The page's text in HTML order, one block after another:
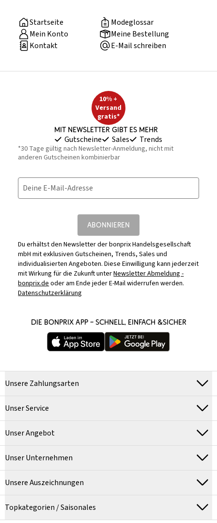
Startseite
Modeglossar
Mein Konto
Meine Bestellung
Kontakt
E-Mail schreiben
10% +
Versand
gratis*
Mit Newsletter gibt es mehr
Gutscheine Sales Trends
*30 Tage gültig nach Newsletter-Anmeldung, nicht mit
anderen Gutscheinen kombinierbar
Deine E-Mail-Adresse
ABONNIEREN
Du erhältst den Newsletter der bonprix Handelsgesellschaft
mbH mit exklusiven Gutscheinen, Trends, Sales und
individualisierten Angeboten. Diese Einwilligung kann jederzeit
mit Wirkung für die Zukunft unterNewsletter Abmeldung -
bonprix.deoder am Ende jeder E-Mail widerrufen werden.
Datenschutzerklärung
DIE BONPRIX APP – SCHNELL, EINFACH &SICHER
Unsere Zahlungsarten
Unser Service
Unser Angebot
Unser Unternehmen
Unsere Auszeichnungen
Topkategorien / Saisonales